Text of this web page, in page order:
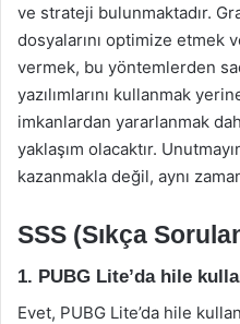
ve strateji bulunmaktadır.
dosyalarını optimize etmek
vermek, bu yöntemlerden
yazılımlarını kullanmak
imkanlardan yararlanmak
yaklaşım olacaktır.
kazanmakla değil, aynı
SSS (Sıkça
1. PUBG Lite’da hile
Evet, PUBG Lite’da hile